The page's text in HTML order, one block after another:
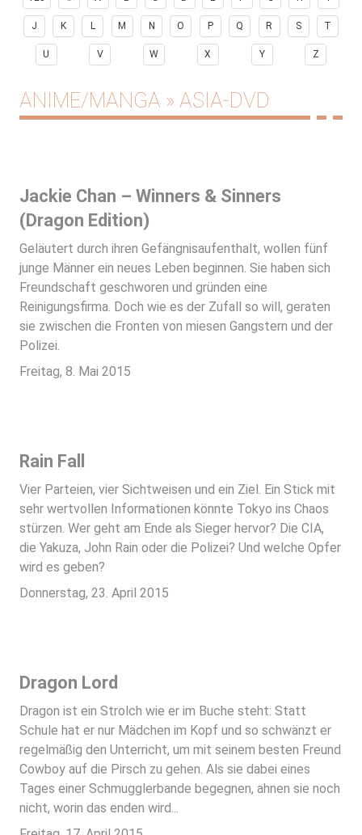
J K L M N O P Q R S T
U V W X Y Z
ANIME/MANGA » ASIA-DVD
Jackie Chan – Winners & Sinners
(Dragon Edition)
Geläutert durch ihren Gefängnisaufenthalt, wollen fünf
junge Männer ein neues Leben beginnen. Sie haben sich
Freundschaft geschworen und gründen eine
Reinigungsfirma. Doch wie es der Zufall so will, geraten
sie zwischen die Fronten von miesen Gangstern und der
Polizei.
Freitag, 8. Mai 2015
Rain Fall
Vier Parteien, vier Sichtweisen und ein Ziel. Ein Stick mit
sehr wertvollen Informationen könnte Tokyo ins Chaos
stürzen. Wer geht am Ende als Sieger hervor? Die CIA,
die Yakuza, John Rain oder die Polizei? Und welche Opfer
wird es geben?
Donnerstag, 23. April 2015
Dragon Lord
Dragon ist ein Strolch wie er im Buche steht: Statt
Schule hat er nur Mädchen im Kopf und so schwänzt er
regelmäßig den Unterricht, um mit seinem besten Freund
Cowboy auf die Pirsch zu gehen. Als sie dabei eines
Tages einer Schmugglerbande begegnen, ahnen sie noch
nicht, worin das enden wird...